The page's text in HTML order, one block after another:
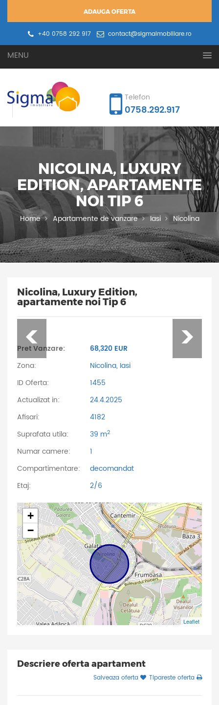
ADAUGA OFERTA
+40 0758 292 917
contact@sigmaimobiliare.ro
MENU
Telefon
0758.292.917
NICOLINA, LUXURY
EDITION, APARTAMENTE
NOI TIP 6
Home Apartamente de vanzare Iasi Nicolina
Nicolina, Luxury Edition,
apartamente noi Tip 6
Pret Vanzare:
68,320 EUR
Zona:
Nicolina, Iasi
ID Oferta:
1455
Actualizat in:
24.4.2025
Afisari:
4182
Suprafata utila:
39 m2
Numar camere:
1
Compartimentare:
decomandat
Etaj:
2/6
+
−
Leaflet
Descriere oferta apartament
Salveaza oferta Tipareste oferta